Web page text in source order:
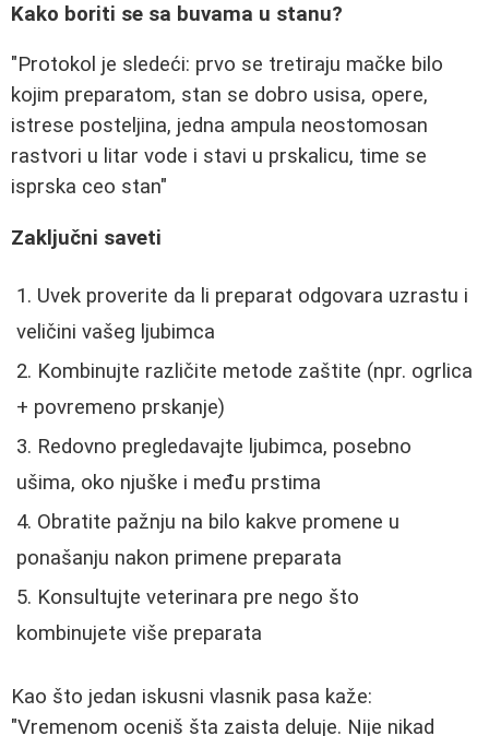
Kako boriti se sa buvama u stanu?
"Protokol je sledeći: prvo se tretiraju mačke bilo
kojim preparatom, stan se dobro usisa, opere,
istrese posteljina, jedna ampula neostomosan
rastvori u litar vode i stavi u prskalicu, time se
isprska ceo stan"
Zaključni saveti
Uvek proverite da li preparat odgovara uzrastu i
veličini vašeg ljubimca
Kombinujte različite metode zaštite (npr. ogrlica
+ povremeno prskanje)
Redovno pregledavajte ljubimca, posebno
ušima, oko njuške i među prstima
Obratite pažnju na bilo kakve promene u
ponašanju nakon primene preparata
Konsultujte veterinara pre nego što
kombinujete više preparata
Kao što jedan iskusni vlasnik pasa kaže:
"Vremenom oceniš šta zaista deluje. Nije nikad